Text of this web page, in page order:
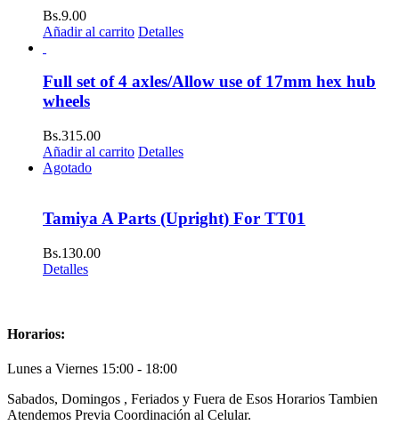
Bs.9.00
Añadir al carrito Detalles
Full set of 4 axles/Allow use of 17mm hex hub
wheels
Bs.315.00
Añadir al carrito Detalles
Agotado
Tamiya A Parts (Upright) For TT01
Bs.130.00
Detalles
Horarios:
Lunes a Viernes 15:00 - 18:00
Sabados, Domingos , Feriados y Fuera de Esos Horarios Tambien
Atendemos Previa Coordinación al Celular.